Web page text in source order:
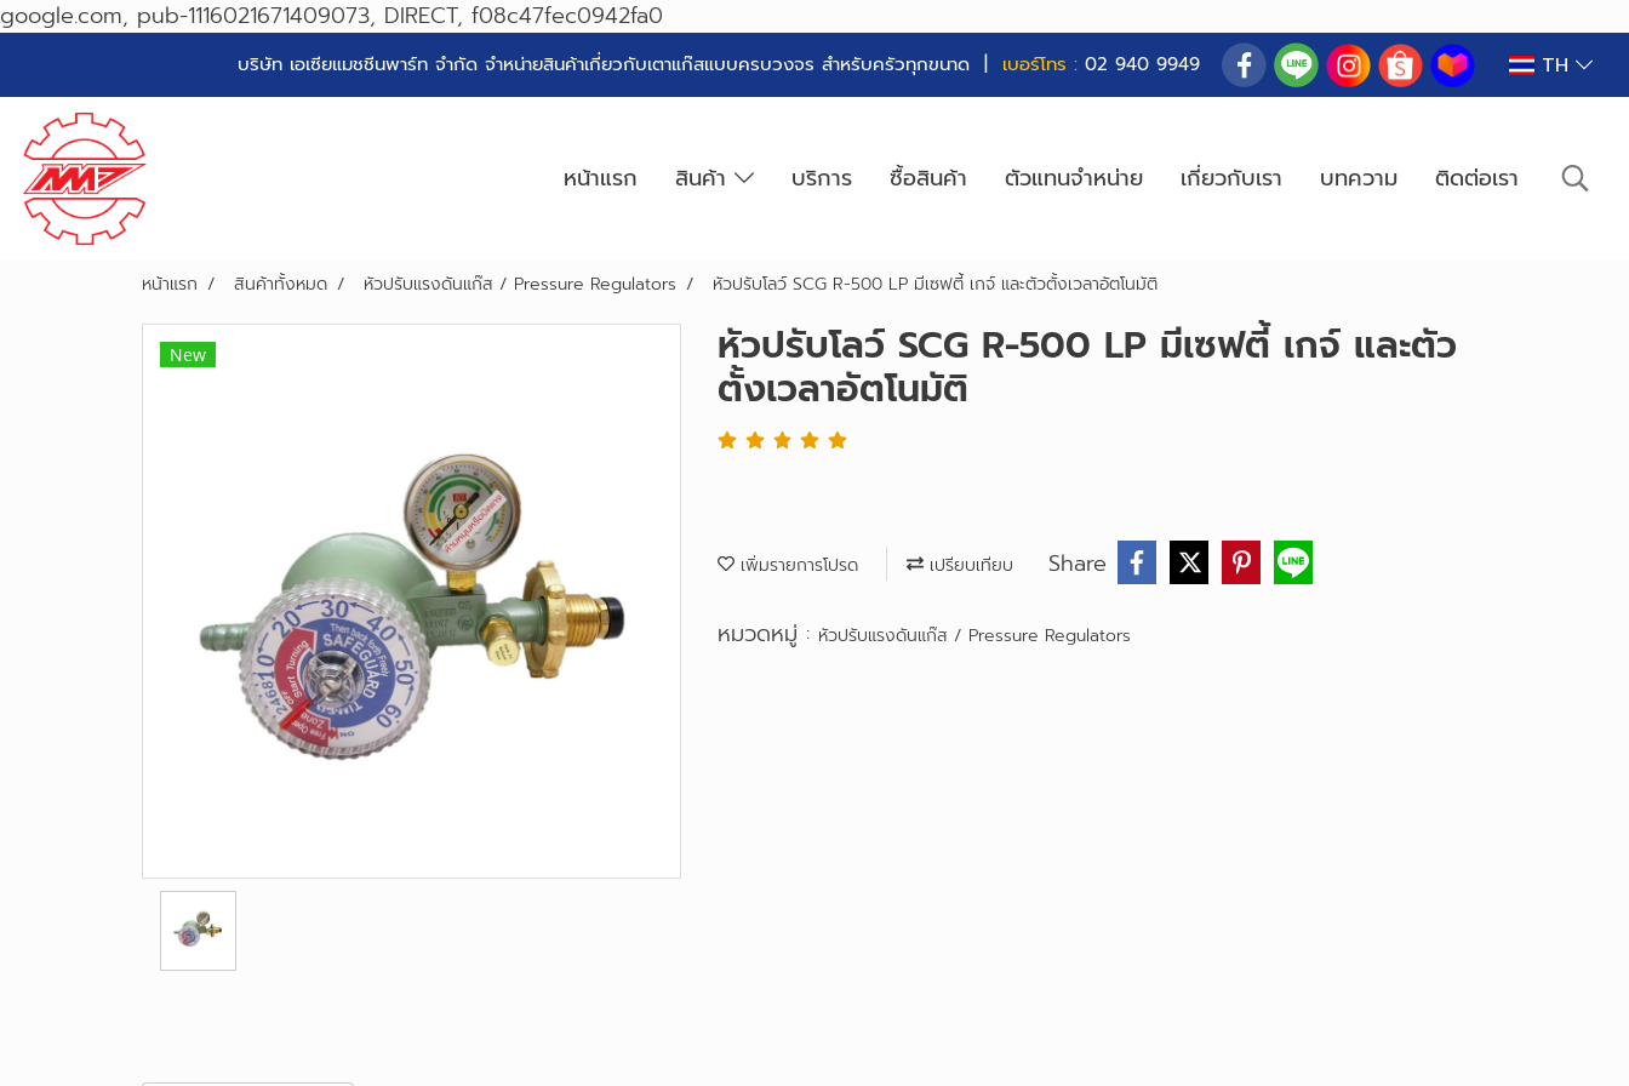
google.com, pub-1116021671409073, DIRECT, f08c47fec0942fa0
บริษัท เอเซียแมชชีนพาร์ท จำกัด จำหน่ายสินค้าเกี่ยวกับเตาแก๊สแบบครบวงจร สำหรับครัวทุกขนาด | เบอร์โทร : 02 940 9949 TH
หน้าแรก สินค้า บริการ ซื้อสินค้า ตัวแทนจำหน่าย เกี่ยวกับเรา บทความ ติดต่อเรา
หน้าแรก สินค้าทั้งหมด หัวปรับแรงดันแก๊ส / Pressure Regulators หัวปรับโลว์ SCG R-500 LP มีเซฟตี้ เกจ์ และตัวตั้งเวลาอัตโนมัติ
New หัวปรับโลว์ SCG R-500 LP มีเซฟตี้ เกจ์ และตัว
ตั้งเวลาอัตโนมัติ
เพิ่มรายการโปรด เปรียบเทียบ Share
หมวดหมู่ : หัวปรับแรงดันแก๊ส / Pressure Regulators